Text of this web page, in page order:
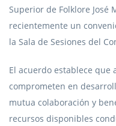
Superior de Folklore José
recientemente un
la Sala de Sesiones del
El acuerdo establece que
comprometen en
mutua colaboración y
recursos disponibles